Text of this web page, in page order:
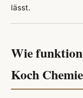
lässt.
Wie
Koch